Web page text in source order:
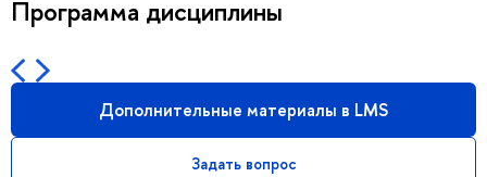
Программа дисциплины
Дополнительные материалы в LMS
Задать вопрос